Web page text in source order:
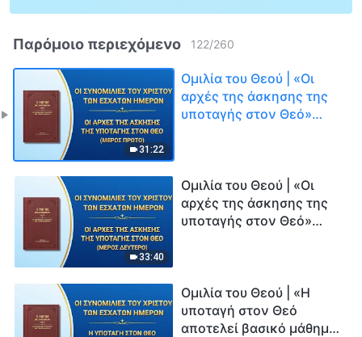
Παρόμοιο περιεχόμενο 122/260
31:22
Ομιλία του Θεού | «Οι
αρχές της άσκησης της
υποταγής στον Θεό»
33:40
Ομιλία του Θεού | «Οι
αρχές της άσκησης της
υποταγής στον Θεό»
Ομιλία του Θεού | «Η
υποταγή στον Θεό
αποτελεί βασικό μάθημα